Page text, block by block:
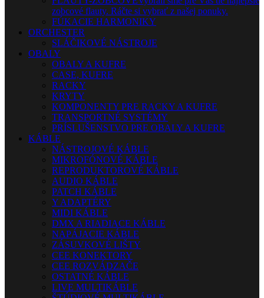
zobcové flauty. Ráčte si vybrať z našej ponuky.
FÚKACIE HARMONIKY
ORCHESTER
SLÁČIKOVÉ NÁSTROJE
OBALY
OBALY A KUFRE
CASE, KUFRE
RACKY
KRYTY
KOMPONENTY PRE RACKY A KUFRE
TRANSPORTNÉ SYSTÉMY
PRÍSLUŠENSTVO PRE OBALY A KUFRE
KÁBLE
NÁSTROJOVÉ KÁBLE
MIKROFÓNOVÉ KÁBLE
REPRODUKTOROVÉ KÁBLE
AUDIO KÁBLE
PATCH KÁBLE
Y ADAPTÉRY
MIDI KÁBLE
DMX A RIADIACE KÁBLE
NAPÁJACIE KÁBLE
ZÁSUVKOVÉ LIŠTY
CEE KONEKTORY
CEE ROZVÁDZAČE
OSTATNÉ KÁBLE
LIVE MULTIKÁBLE